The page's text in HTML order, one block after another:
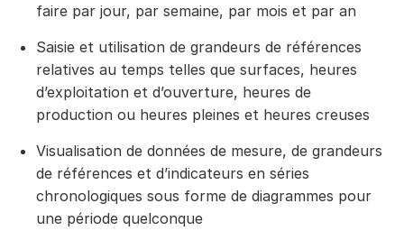
faire par jour, par semaine, par mois et par an
Saisie et utilisation de grandeurs de références
relatives au temps telles que surfaces, heures
d’exploitation et d’ouverture, heures de
production ou heures pleines et heures creuses
Visualisation de données de mesure, de grandeurs
de références et d’indicateurs en séries
chronologiques sous forme de diagrammes pour
une période quelconque